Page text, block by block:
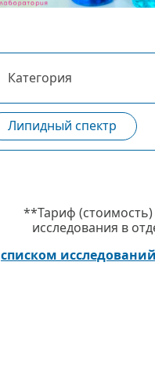
Категория
Липидный спектр
**Тариф (стоимость)
исследования в
списком исследований